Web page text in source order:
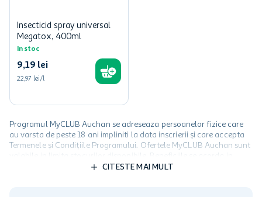
Insecticid spray universal
Megatox, 400ml
In stoc
9,19 lei
22,97 lei/l
Programul MyCLUB Auchan se adreseaza persoanelor fizice care
au varsta de peste 18 ani impliniti la data inscrierii și care accepta
Termenele și Condițiile Programului. Ofertele MyCLUB Auchan sunt
limita a 12 unitati / card client o singura data in perioada promotiei.
CITESTE MAI MULT